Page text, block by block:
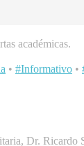
académicas.
• #Informativo •
Dr. Ricardo